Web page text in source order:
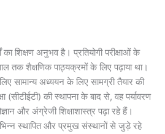
शिक्षण अनुभव है। प्रतियोगी परीक्षाओं के
तक शैक्षणिक पाठ्यक्रमों के लिए पढ़ाया था।
सामान्य अध्ययन के लिए सामग्री तैयार की
(सीटीईटी) की स्थापना के बाद से, वह पर्यावरण
और अंग्रेजी शिक्षाशास्त्र पढ़ा रहे हैं।
स्थापित और प्रमुख संस्थानों से जुड़े रहे